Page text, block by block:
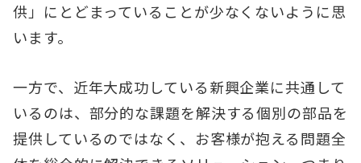
供」にとどまっていることが少なくないように思
います。
一方で、近年大成功している新興企業に共通して
いるのは、部分的な課題を解決する個別の部品を
提供しているのではなく、お客様が抱える問題全